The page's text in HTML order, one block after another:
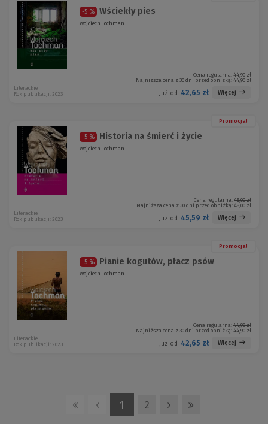
-5 % Wściekły pies
Wojciech Tochman
Cena regularna: 44,90 zł
Najniższa cena z 30 dni przed obniżką: 44,90 zł
Już od: 42,65 zł Więcej
Literackie
Rok publikacji: 2023
Promocja!
-5 % Historia na śmierć i życie
Wojciech Tochman
Cena regularna: 48,00 zł
Najniższa cena z 30 dni przed obniżką: 48,00 zł
Już od: 45,59 zł Więcej
Literackie
Rok publikacji: 2023
Promocja!
-5 % Pianie kogutów, płacz psów
Wojciech Tochman
Cena regularna: 44,90 zł
Najniższa cena z 30 dni przed obniżką: 44,90 zł
Już od: 42,65 zł Więcej
Literackie
Rok publikacji: 2023
1 2